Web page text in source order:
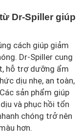
Dr-Spiller giúp
cách giúp giảm
Dr-Spiller cung
hỗ trợ dưỡng ẩm
dịu nhẹ, an toàn,
sản phẩm giúp
và phục hồi tổn
chóng trở nên
hơn.